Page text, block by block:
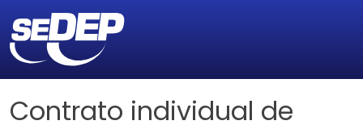
Contrato individual de